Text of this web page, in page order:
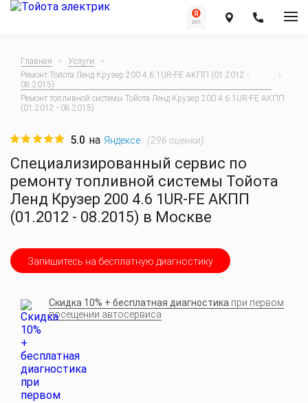
Главная
Услуги
Ремонт Тойота Ленд Крузер 200 4.6 1UR-FE АКПП (01.2012 -
08.2015)
Ремонт топливной системы Тойота Ленд Крузер 200 4.6 1UR-FE АКПП
(01.2012 - 08.2015)
Специализированный сервис по
ремонту топливной системы Тойота
Ленд Крузер 200 4.6 1UR-FE АКПП
(01.2012 - 08.2015) в Москве
5.0 на Яндексе (296 оценки)
Запишитесь на бесплатную диагностику
Скидка 10% + бесплатная диагностика при первом
посещении автосервиса